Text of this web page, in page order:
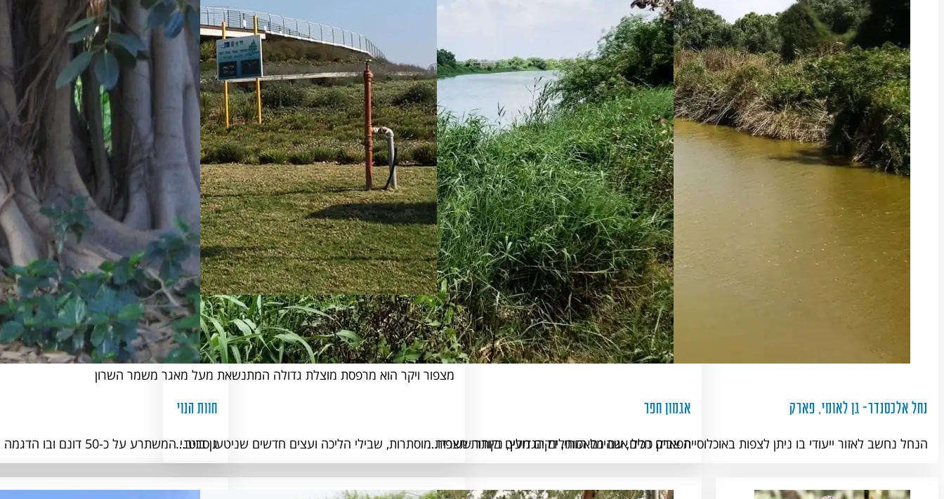
נחל אלכסנדר- גן לאומי, פארק
הנחל נחשב לאזור ייעודי בו ניתן לצפות באוכלוסיית צבים רכים, שהינם הזוחלים הגדולים ביותר ששרדו…
אגמון חפר
הפארק כולל אגם מלאכותי, דקים מעץ, נקודות תצפית מוסתרות, שבילי הליכה ועצים חדשים שניטעו סביב…
מצפור הציפורים – מצפור ויקר
מצפור ויקר הוא מרפסת מוצלת גדולה המתנשאת מעל מאגר משמר השרון
חוות הנוי
גן בוטני המשתרע על כ-50 דונם ובו הדגמה לצמחי- נוי ותרבות